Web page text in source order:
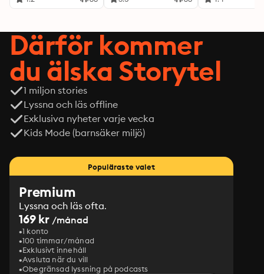
Därför kommer
du älska Storytel
1 miljon stories
Lyssna och läs offline
Exklusiva nyheter varje vecka
Kids Mode (barnsäker miljö)
Populäraste valet
Premium
Lyssna och läs ofta.
169 kr /månad
1 konto
100 timmar/månad
Exklusivt innehåll
Avsluta när du vill
Obegränsad lyssning på podcasts